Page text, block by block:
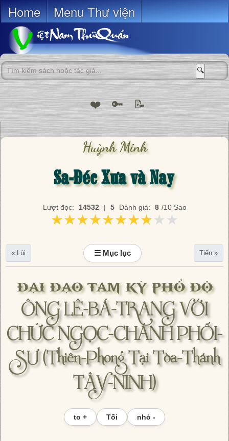
Home Menu Thư viện
🔍
❤️ 🔑 📝
Huỳnh Minh
Sa-Đéc Xưa và Nay
Lượt đọc: 14532 | 5 Đánh giá: 8 /10 Sao
★★★★★★★★★★
★★★★★★★★★★
« Lùi ☰ Mục lục Tiến »
ĐẠI ĐẠO TAM KỲ PHỔ ĐỘ
ÔNG LÊ-BÁ-TRANG VỚI
CHỨC NGỌC-CHÁNH PHỐI-
SƯ (Thiên-Phong Tại Tòa-Thánh
TÂY-NINH)
to + Tối nhỏ -